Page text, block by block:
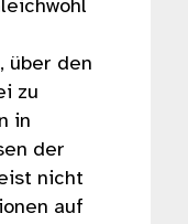
über den
zu
in
der
nicht
auf